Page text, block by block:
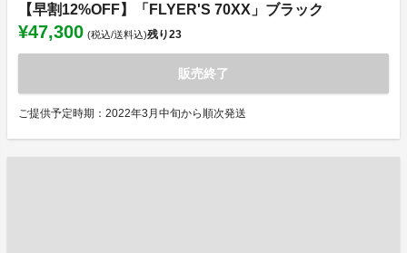
【早割12%OFF】「FLYER'S 70XX」ブラック
¥47,300 (税込/送料込)残り23
販売終了
ご提供予定時期：2022年3月中旬から順次発送